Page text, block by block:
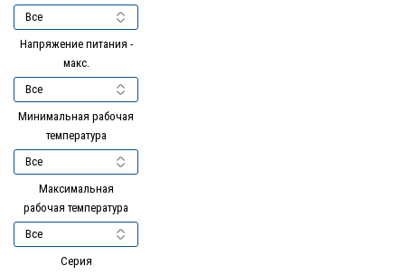
Напряжение питания -
макс.
Минимальная рабочая
температура
Максимальная
рабочая температура
Серия